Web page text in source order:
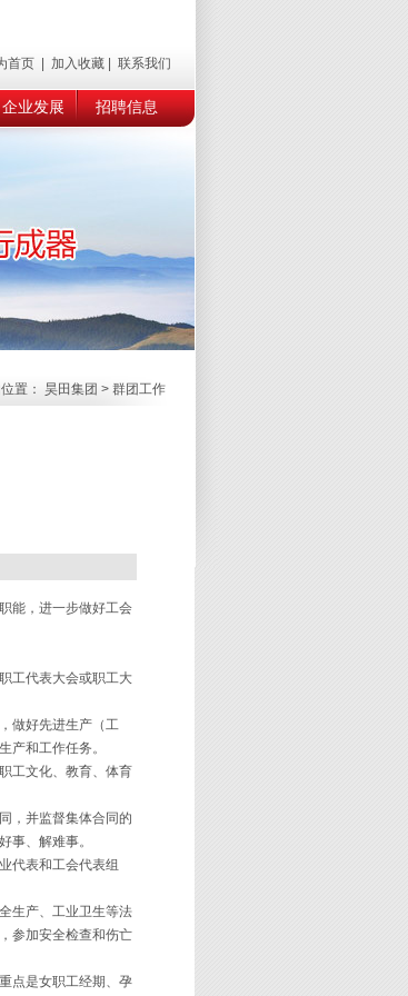
首页 加入收藏 联系我们
企业发展 招聘信息
置： 昊田集团 > 群团工作
能，进一步做好工会
工代表大会或职工大
做好先进生产（工
产和工作任务。
工文化、教育、体育
，并监督集体合同的
事、解难事。
代表和工会代表组
生产、工业卫生等法
参加安全检查和伤亡
点是女职工经期、孕